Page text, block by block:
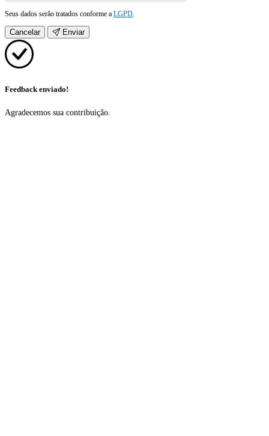
Seus dados serão tratados conforme a LGPD.
Cancelar Enviar
Feedback enviado!
Agradecemos sua contribuição.